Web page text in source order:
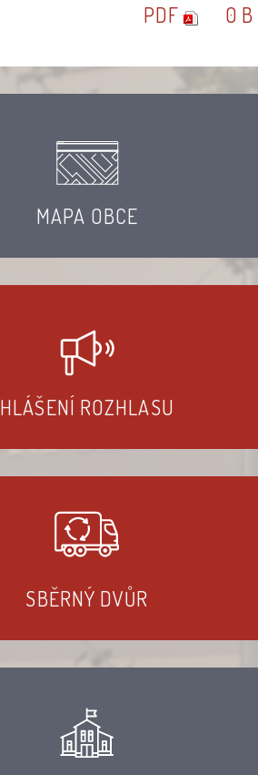
PDF 0 B
MAPA OBCE
HLÁŠENÍ ROZHLASU
SBĚRNÝ DVŮR